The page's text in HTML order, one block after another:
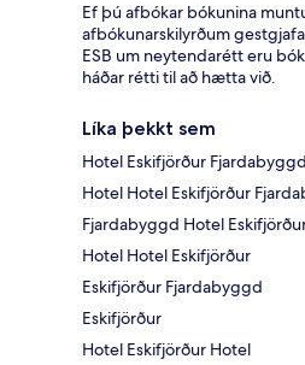
Ef þú afbókar bókunina
afbókunarskilyrðum
ESB um neytendarétt eru
háðar rétti til að hætta við.
Líka þekkt sem
Hotel Eskifjörður Fjardabyggd
Hotel Hotel Eskifjörður
Fjardabyggd Hotel
Hotel Hotel Eskifjörður
Eskifjörður Fjardabyggd
Eskifjörður
Hotel Eskifjörður Hotel